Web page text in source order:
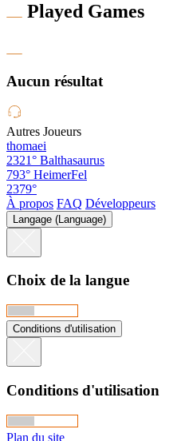
Played Games
Aucun résultat
Autres Joueurs
thomaei
2321° Balthasaurus
793° HeimerFel
2379°
À propos FAQ Développeurs
Langage (Language)
Choix de la langue
Conditions d'utilisation
Conditions d'utilisation
Plan du site